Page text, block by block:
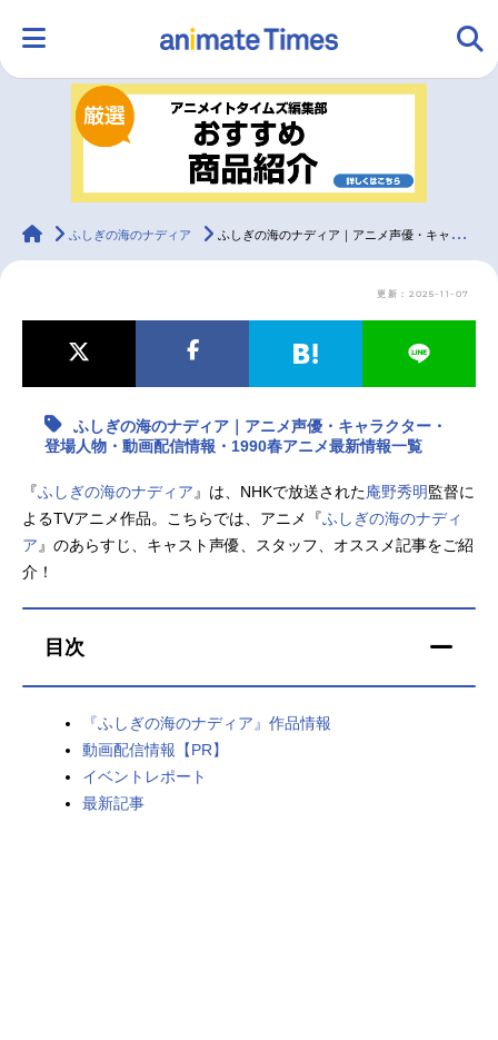
ランキング アニメ
ラジオ みんなの声
最新記事一覧
アニメ記事一覧 声優記事一覧
アニメ映画一覧 実写化映画一覧
男性声優/女性声優一覧
animateTimes
ふしぎの海のナディア ふしぎの海のナディア｜アニメ声優・キャラクター・登場人物・動画配信情報・1990春アニメ最新情報一覧
更新：2025-11-07
ふしぎの海のナディア｜アニメ声優・キャラクター・
登場人物・動画配信情報・1990春アニメ最新情報一覧
『ふしぎの海のナディア 』は、NHKで放送された庵野秀明監督に
よるTVアニメ作品。こちらでは、アニメ『ふしぎの海のナディ
ア 』のあらすじ、キャスト声優、スタッフ、オススメ記事をご紹
介！
目次
『ふしぎの海のナディア』作品情報
動画配信情報【PR】
イベントレポート
最新記事